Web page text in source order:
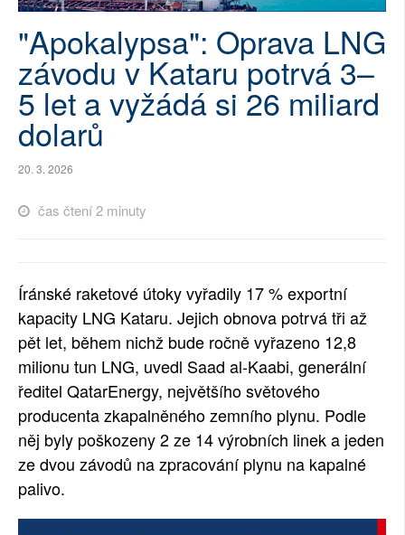
PŘÍSPĚVKY NA PROVOZ
SOCIÁLNÍ SÍTĚ
RUBRIKY
PLNÁ VERZE STRÁNEK
"Apokalypsa": Oprava LNG
závodu v Kataru potrvá 3–
5 let a vyžádá si 26 miliard
dolarů
20. 3. 2026
čas čtení 2 minuty
Íránské raketové útoky vyřadily 17 % exportní
kapacity LNG Kataru. Jejich obnova potrvá tři až
pět let, během nichž bude ročně vyřazeno 12,8
milionu tun LNG, uvedl Saad al-Kaabi, generální
ředitel QatarEnergy, největšího světového
producenta zkapalněného zemního plynu. Podle
něj byly poškozeny 2 ze 14 výrobních linek a jeden
ze dvou závodů na zpracování plynu na kapalné
palivo.